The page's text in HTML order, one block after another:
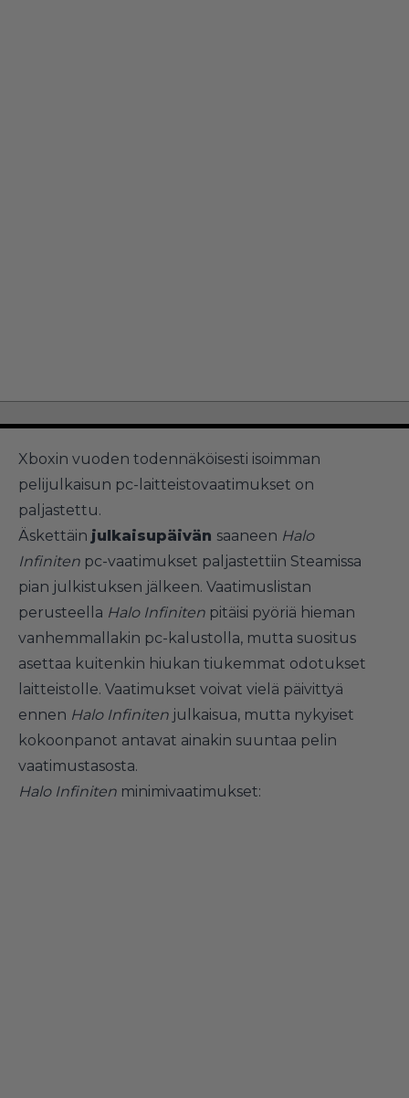
Xboxin vuoden todennäköisesti isoimman
pelijulkaisun pc-laitteistovaatimukset on
paljastettu.
Äskettäin julkaisupäivän saaneen Halo
Infiniten pc-vaatimukset paljastettiin Steamissa
pian julkistuksen jälkeen. Vaatimuslistan
perusteella Halo Infiniten pitäisi pyöriä hieman
vanhemmallakin pc-kalustolla, mutta suositus
asettaa kuitenkin hiukan tiukemmat odotukset
laitteistolle. Vaatimukset voivat vielä päivittyä
ennen Halo Infiniten julkaisua, mutta nykyiset
kokoonpanot antavat ainakin suuntaa pelin
vaatimustasosta.
Halo Infiniten minimivaatimukset: